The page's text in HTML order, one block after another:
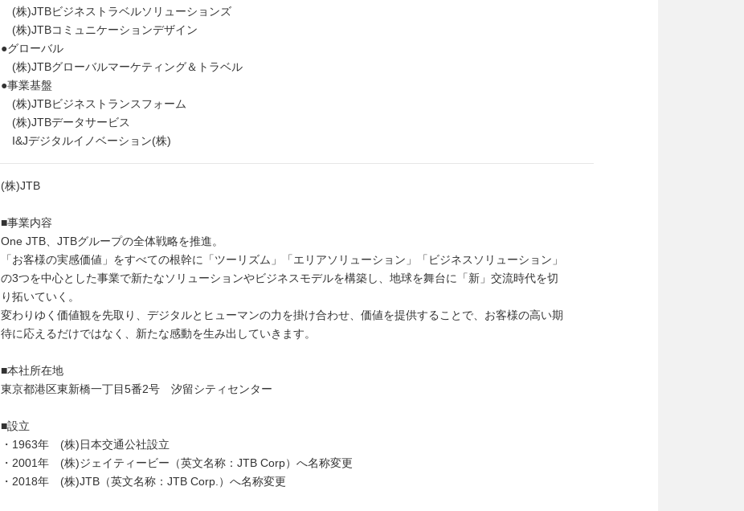
(株)JTBビジネストラベルソリューションズ
(株)JTBコミュニケーションデザイン
●グローバル
(株)JTBグローバルマーケティング＆トラベル
●事業基盤
(株)JTBビジネストランスフォーム
(株)JTBデータサービス
I&Jデジタルイノベーション(株)
(株)JTB
■事業内容
One JTB、JTBグループの全体戦略を推進。
「お客様の実感価値」をすべての根幹に「ツーリズム」「エリアソリューション」「ビジネスソリューション」
の3つを中心とした事業で新たなソリューションやビジネスモデルを構築し、地球を舞台に「新」交流時代を切
り拓いていく。
変わりゆく価値観を先取り、デジタルとヒューマンの力を掛け合わせ、価値を提供することで、お客様の高い期
待に応えるだけではなく、新たな感動を生み出していきます。
■本社所在地
東京都港区東新橋一丁目5番2号 汐留シティセンター
■設立
・1963年 (株)日本交通公社設立
・2001年 (株)ジェイティービー（英文名称：JTB Corp）へ名称変更
・2018年 (株)JTB（英文名称：JTB Corp.）へ名称変更